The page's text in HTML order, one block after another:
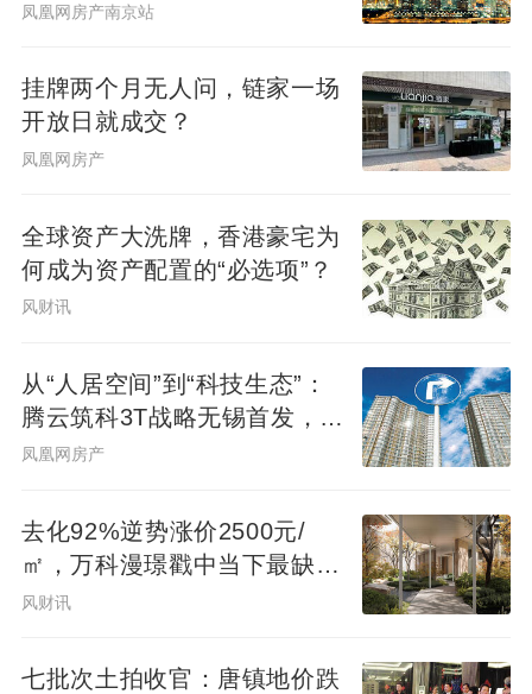
凤凰网房产南京站
挂牌两个月无人问，链家一场
开放日就成交？
凤凰网房产
全球资产大洗牌，香港豪宅为
何成为资产配置的“必选项”？
风财讯
从“人居空间”到“科技生态”：
腾云筑科3T战略无锡首发，生
态圈协同重构未来人居
凤凰网房产
去化92%逆势涨价2500元/
㎡，万科漫璟戳中当下最缺的
松弛生活
风财讯
七批次土拍收官：唐镇地价跌